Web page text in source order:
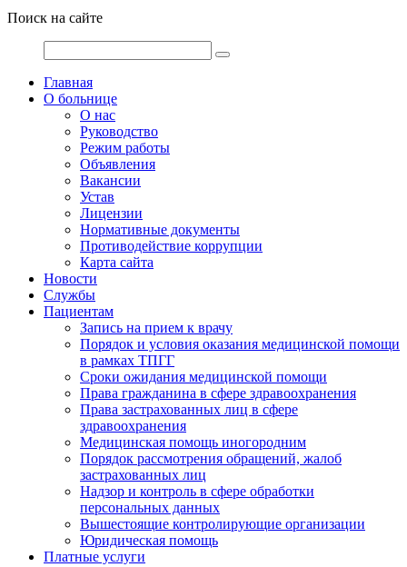
Поиск на сайте
Главная
О больнице
О нас
Руководство
Режим работы
Объявления
Вакансии
Устав
Лицензии
Нормативные документы
Противодействие коррупции
Карта сайта
Новости
Службы
Пациентам
Запись на прием к врачу
Порядок и условия оказания медицинской помощи
в рамках ТПГГ
Сроки ожидания медицинской помощи
Права гражданина в сфере здравоохранения
Права застрахованных лиц в сфере
здравоохранения
Медицинская помощь иногородним
Порядок рассмотрения обращений, жалоб
застрахованных лиц
Надзор и контроль в сфере обработки
персональных данных
Вышестоящие контролирующие организации
Юридическая помощь
Платные услуги